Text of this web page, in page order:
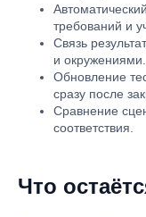
требований и
Связь
и окружениями.
Обновление
сразу после
Сравнение
соответствия.
Что